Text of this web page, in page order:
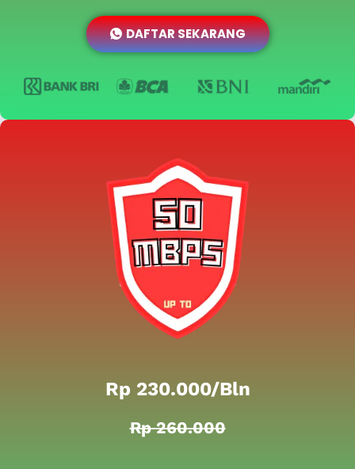
DAFTAR SEKARANG
Rp 230.000/bln
Rp 260.000